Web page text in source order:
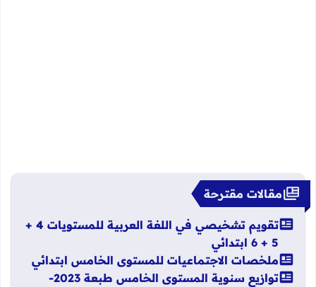
مقالات مقترحة
تقويم تشخيصي في اللغة العربية للمستويات 4 +
5 + 6 ابتدائي
ملخصات الاجتماعيات للمستوى الخامس ابتدائي
توازيع سنوية المستوى الخامس طبعة 2023-